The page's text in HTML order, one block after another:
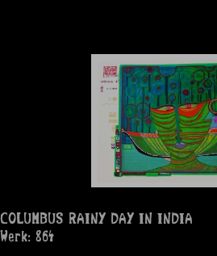
COLUMBUS RAINY DAY IN INDIA
Werk: 864